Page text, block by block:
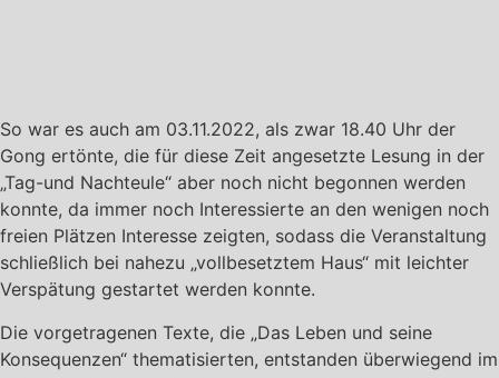
So war es auch am 03.11.2022, als zwar 18.40 Uhr der
Gong ertönte, die für diese Zeit angesetzte Lesung in der
„Tag-und Nachteule“ aber noch nicht begonnen werden
konnte, da immer noch Interessierte an den wenigen noch
freien Plätzen Interesse zeigten, sodass die Veranstaltung
schließlich bei nahezu „vollbesetztem Haus“ mit leichter
Verspätung gestartet werden konnte.
Die vorgetragenen Texte, die „Das Leben und seine
Konsequenzen“ thematisierten, entstanden überwiegend im